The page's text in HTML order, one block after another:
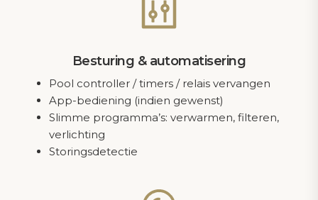
Besturing & automatisering
Pool controller / timers / relais vervangen
App-bediening (indien gewenst)
Slimme programma’s: verwarmen, filteren,
verlichting
Storingsdetectie